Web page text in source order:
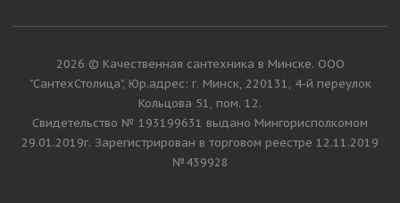
2026 © Качественная сантехника в Минске. ООО
"СантехСтолица", Юр.адрес: г. Минск, 220131, 4-й переулок
Кольцова 51, пом. 12.
Cвидетельство № 193199631 выдано Мингорисполкомом
29.01.2019г. Зарегистрирован в торговом реестре 12.11.2019
№439928